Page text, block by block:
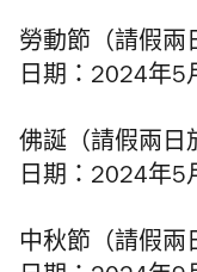
勞動節（請假兩
日期：2024年5
佛誕（請假兩日
日期：2024年5
中秋節（請假兩